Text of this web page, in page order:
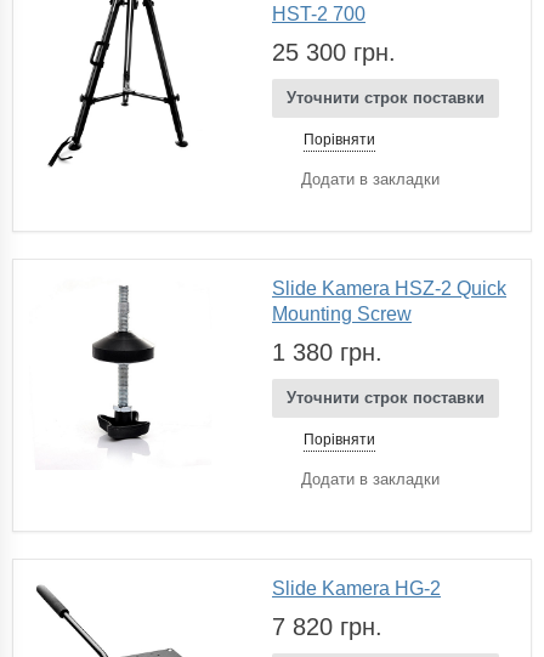
HST-2 700
25 300 грн.
Уточнити строк поставки
Порівняти
Додати в закладки
Slide Kamera HSZ-2 Quick
Mounting Screw
1 380 грн.
Уточнити строк поставки
Порівняти
Додати в закладки
Slide Kamera HG-2
7 820 грн.